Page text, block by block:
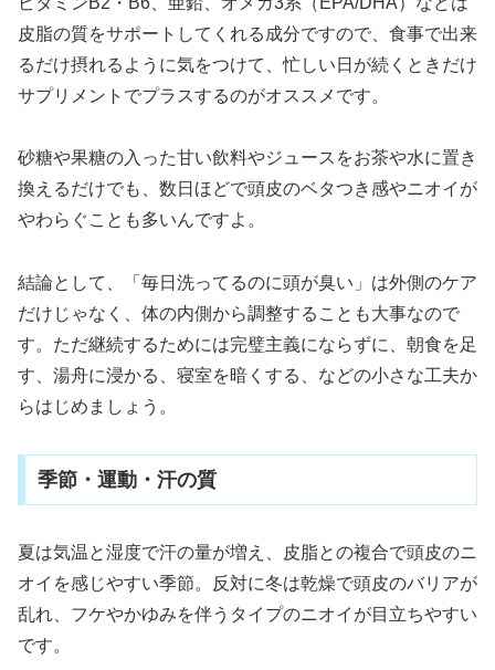
皮脂の質をサポートしてくれる成分ですので、食事で出来
るだけ摂れるように気をつけて、忙しい日が続くときだけ
サプリメントでプラスするのがオススメです。
砂糖や果糖の入った甘い飲料やジュースをお茶や水に置き
換えるだけでも、数日ほどで頭皮のベタつき感やニオイが
やわらぐことも多いんですよ。
結論として、「毎日洗ってるのに頭が臭い」は外側のケア
だけじゃなく、体の内側から調整することも大事なので
す。ただ継続するためには完璧主義にならずに、朝食を足
す、湯舟に浸かる、寝室を暗くする、などの小さな工夫か
らはじめましょう。
季節・運動・汗の質
夏は気温と湿度で汗の量が増え、皮脂との複合で頭皮のニ
オイを感じやすい季節。反対に冬は乾燥で頭皮のバリアが
乱れ、フケやかゆみを伴うタイプのニオイが目立ちやすい
です。